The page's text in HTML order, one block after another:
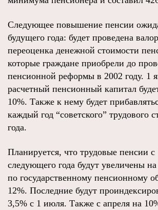
Следующее повышение пенсии
будущего года: будет проведена
переоценка денежной стоимости
которые граждане приобрели до
пенсионной реформы в 2002 году. 1
расчетный пенсионный капитал
10%. Также к нему будет
каждый год “советского” трудового
года.
Планируется, что трудовые пенсии с
следующего года будут увеличены
по государственному пенсионному
12%. Последние будут
3,5% с 1 июля. Также с апреля на